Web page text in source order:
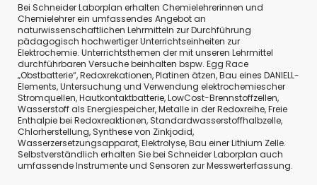
Bei Schneider Laborplan erhalten Chemielehrerinnen und
Chemielehrer ein umfassendes Angebot an
naturwissenschaftlichen Lehrmitteln zur Durchführung
pädagogisch hochwertiger Unterrichtseinheiten zur
Elektrochemie. Unterrichtsthemen der mit unseren Lehrmittel
durchführbaren Versuche beinhalten bspw. Egg Race
„Obstbatterie“, Redoxrekationen, Platinen ätzen, Bau eines DANIELL-
Elements, Untersuchung und Verwendung elektrochemiescher
Stromquellen, Hautkontaktbatterie, LowCost-Brennstoffzellen,
Wasserstoff als Energiespeicher, Metalle in der Redoxreihe, Freie
Enthalpie bei Redoxreaktionen, Standardwasserstoffhalbzelle,
Chlorherstellung, Synthese von Zinkjodid,
Wasserzersetzungsapparat, Elektrolyse, Bau einer Lithium Zelle.
Selbstverständlich erhalten Sie bei Schneider Laborplan auch
umfassende Instrumente und Sensoren zur Messwerterfassung.